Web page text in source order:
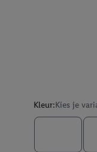
Kleur:Kies je